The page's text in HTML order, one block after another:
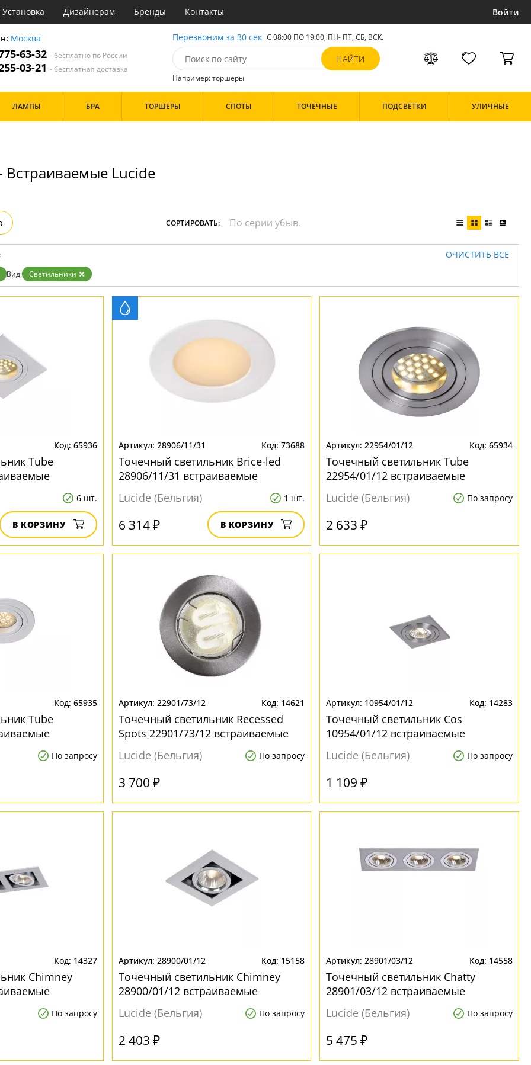
Установка Дизайнерам Бренды Контакты Войти
Москва
63-32- бесплатно по России
03-21- бесплатная доставка
Перезвоним за 30 сек С 08:00 ПО 19:00, ПН- ПТ, СБ, ВСК.
Например: торшеры
ЛАМПЫ БРА ТОРШЕРЫ СПОТЫ ТОЧЕЧНЫЕ ПОДСВЕТКИ УЛИЧНЫЕ
Встраиваемые Lucide
СОРТИРОВАТЬ:
ОЧИСТИТЬ ВСЕ
Вид: Светильники
65936
Tube
6 шт.
В КОРЗИНУ
28906/11/31 73688
Точечный светильник Brice-led
28906/11/31 встраиваемые
Lucide (Бельгия)
1 шт.
6 314 ₽ В КОРЗИНУ
22954/01/12 65934
Точечный светильник Tube
22954/01/12 встраиваемые
Lucide (Бельгия)
По запросу
2 633 ₽
65935
Tube
По запросу
22901/73/12 14621
Точечный светильник Recessed
Spots 22901/73/12 встраиваемые
Lucide (Бельгия)
По запросу
3 700 ₽
10954/01/12 14283
Точечный светильник Cos
10954/01/12 встраиваемые
Lucide (Бельгия)
По запросу
1 109 ₽
14327
Chimney
По запросу
28900/01/12 15158
Точечный светильник Chimney
28900/01/12 встраиваемые
Lucide (Бельгия)
По запросу
2 403 ₽
28901/03/12 14558
Точечный светильник Chatty
28901/03/12 встраиваемые
Lucide (Бельгия)
По запросу
5 475 ₽